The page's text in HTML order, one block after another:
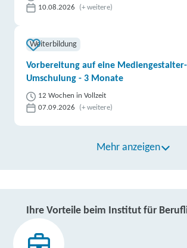
10.08.2026
(+ weitere)
Weiterbildung
Vorbereitung auf eine Mediengestalter-
Umschulung - 3 Monate
12 Wochen in Vollzeit
07.09.2026
(+ weitere)
Mehr anzeigen
Ihre Vorteile beim Institut für